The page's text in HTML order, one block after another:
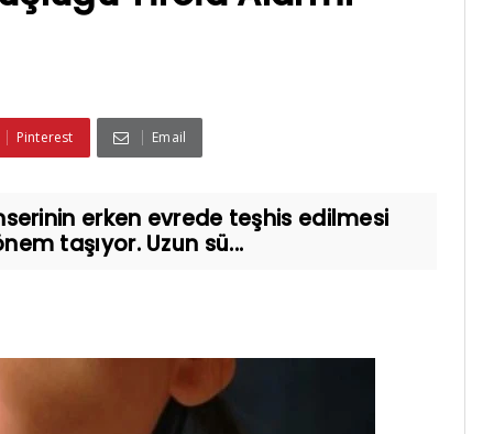
Pinterest Email
erken evrede teşhis edilmesi
taşıyor. Uzun sü...